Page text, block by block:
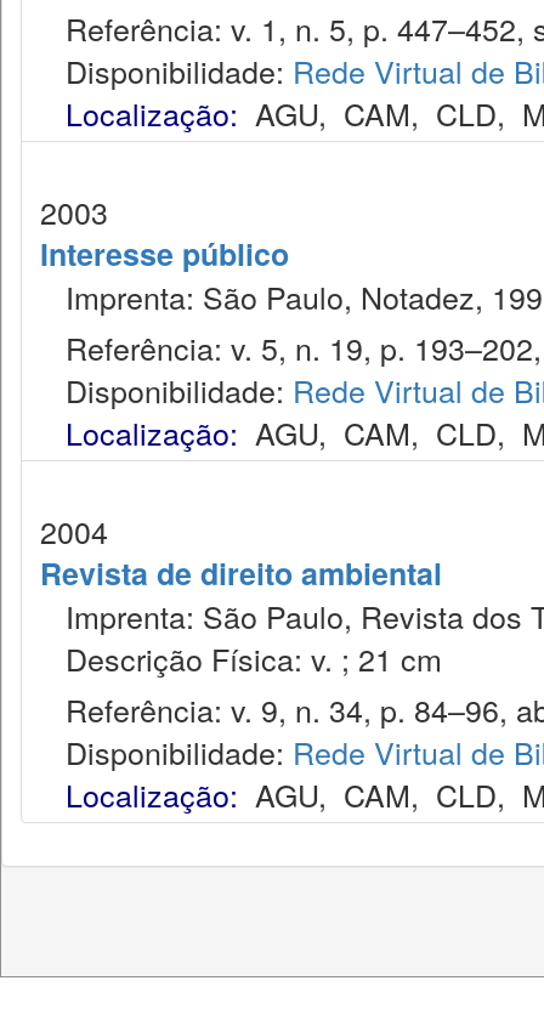
Referência: v. 1, n. 5, p. 447–452,
Disponibilidade: Rede Virtual de
Localização: AGU, CAM, CLD,
2003
Interesse público
Imprenta: São Paulo, Notadez,
Referência: v. 5, n. 19, p.
Disponibilidade: Rede Virtual de
Localização: AGU, CAM, CLD,
2004
Revista de direito ambiental
Imprenta: São Paulo, Revista dos
Descrição Física: v. ; 21 cm
Referência: v. 9, n. 34, p. 84–96,
Disponibilidade: Rede Virtual de
Localização: AGU, CAM, CLD,